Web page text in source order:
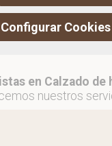
en Calzado de
nuestros
Configurar Cookies